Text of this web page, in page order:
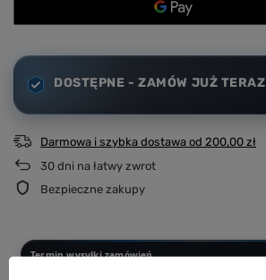
DOSTĘPNE - ZAMÓW JUŻ TERAZ
Darmowa i szybka dostawa od 200,00 zł
30 dni na łatwy zwrot
Bezpieczne zakupy
Termin wysyłki zamówień